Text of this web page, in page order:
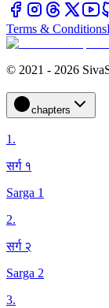
Terms & Conditions
© 2021 - 2026
chapters
1.
सर्ग १
Sarga 1
2.
सर्ग २
Sarga 2
3.